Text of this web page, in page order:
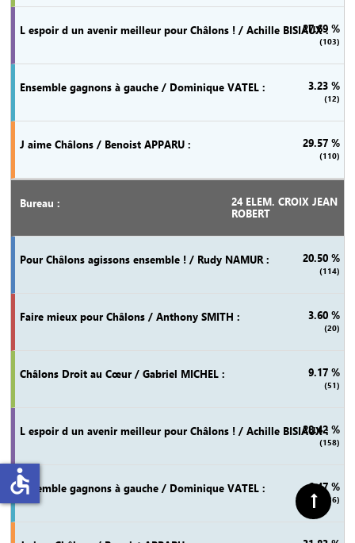
27.69 %
(103)
3.23 %
(12)
29.57 %
(110)
24 ELEM. CROIX JEAN
ROBERT
20.50 %
(114)
3.60 %
(20)
9.17 %
(51)
28.42 %
(158)
6.47 %
(36)
accessible